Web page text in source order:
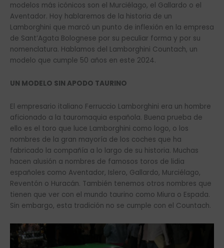
modelos más icónicos son el Murciélago, el Gallardo o el
Aventador. Hoy hablaremos de la historia de un
Lamborghini que marcó un punto de inflexión en la empresa
de Sant’Agata Bolognese por su peculiar forma y por su
nomenclatura. Hablamos del Lamborghini Countach, un
modelo que cumple 50 años en este 2024.
UN MODELO SIN APODO TAURINO
El empresario italiano Ferruccio Lamborghini era un hombre
aficionado a la tauromaquia española. Buena prueba de
ello es el toro que luce Lamborghini como logo, o los
nombres de la gran mayoría de los coches que ha
fabricado la compañía a lo largo de su historia. Muchas
hacen alusión a nombres de famosos toros de lidia
españoles como Aventador, Islero, Gallardo, Murciélago,
Reventón o Huracán. También tenemos otros nombres que
tienen que ver con el mundo taurino como Miura o Espada.
Sin embargo, esta tradición no se cumple con el Countach.